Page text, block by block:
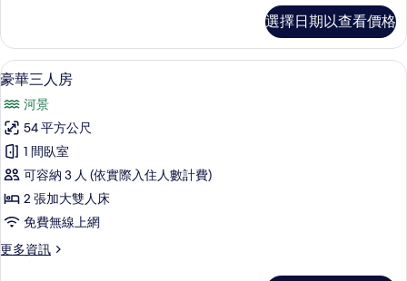
相
片
雙
床
房
詳
情
選擇日期以查看價格
顯
示
豪
華
三
人
房
的
所
高級寢具、羽絨被、客房內保險箱、書
1
豪華三人房
河景
54 平方公尺
1 間臥室
可容納 3 人 (依實際入住人數計費)
2 張加大雙人床
免費無線上網
更多資訊
更